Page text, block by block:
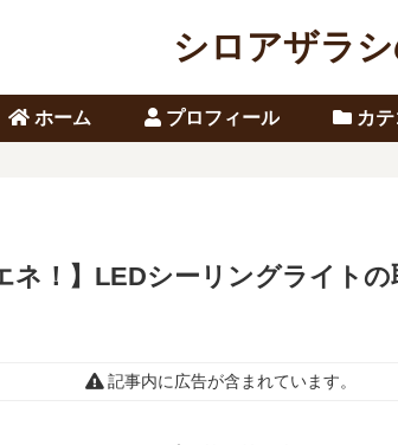
シロアザラ
ホーム プロフィール カ
ネ！】LEDシーリングライト
記事内に広告が含まれています。